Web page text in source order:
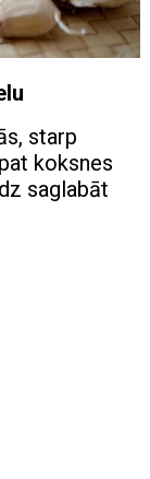
starp
koksnes
saglabāt